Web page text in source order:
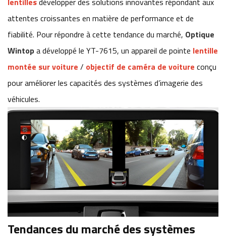
attentes croissantes en matière de performance et de
fiabilité. Pour répondre à cette tendance du marché, Optique
Wintopa développé le YT-7615, un appareil de pointe lentille
montée sur voiture / objectif de caméra de voiture conçu
pour améliorer les capacités des systèmes d’imagerie des
véhicules.
Tendances du marché des systèmes